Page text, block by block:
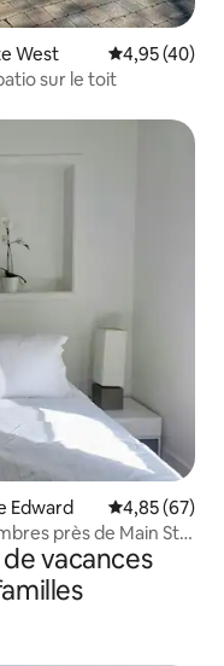
West Évaluation
4,95 (40)
sur le toit
Edward Évaluation
4,85 (67)
près de Main St
vacances